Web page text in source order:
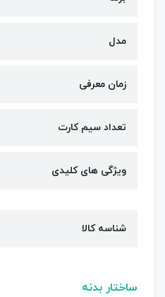
مدل
زمان معرفی
تعداد سیم کارت
ویژگی های کلیدی
شناسه کالا
ساختار بدنه